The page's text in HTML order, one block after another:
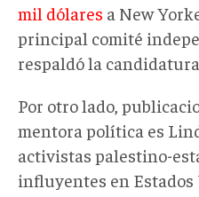
mil dólares a New
principal comité
respaldó la
Por otro lado,
mentora política es
activistas palestino-
influyentes en Estados